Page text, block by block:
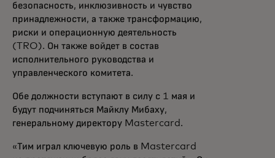
безопасность, инклюзивность и чувство
принадлежности, а также трансформацию,
риски и операционную деятельность
(TRO). Он также войдет в состав
исполнительного руководства и
управленческого комитета.
Обе должности вступают в силу с 1 мая и
будут подчиняться Майклу Мибаху,
генеральному директору Mastercard.
«Тим играл ключевую роль в Mastercard